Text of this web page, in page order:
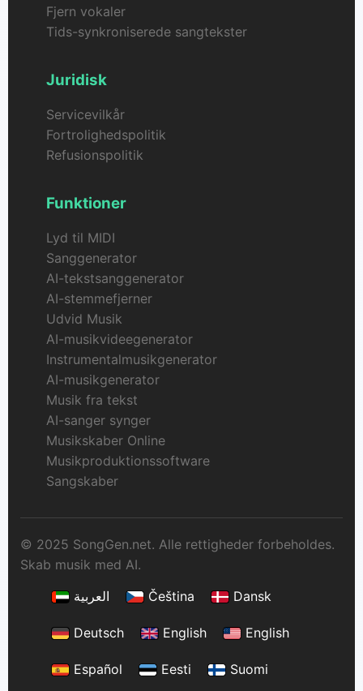
Fjern vokaler
Tids-synkroniserede sangtekster
Juridisk
Servicevilkår
Fortrolighedspolitik
Refusionspolitik
Funktioner
Lyd til MIDI
Sanggenerator
AI-tekstsanggenerator
AI-stemmefjerner
Udvid Musik
AI-musikvideegenerator
Instrumentalmusikgenerator
AI-musikgenerator
Musik fra tekst
AI-sanger synger
Musikskaber Online
Musikproduktionssoftware
Sangskaber
© 2025 SongGen.net. Alle rettigheder forbeholdes.
Skab musik med AI.
العربية
Čeština Dansk
Deutsch English English
Español Eesti Suomi